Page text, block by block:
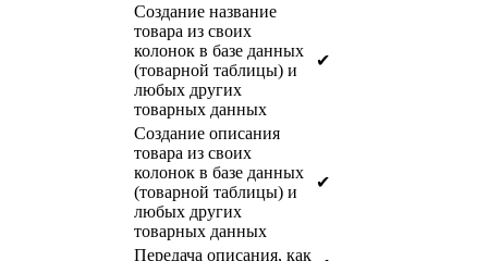
Создание название
товара из своих
колонок в базе данных
(товарной таблицы) и
любых других
товарных данных
✔
Создание описания
товара из своих
колонок в базе данных
(товарной таблицы) и
любых других
товарных данных
✔
Передача описания, как